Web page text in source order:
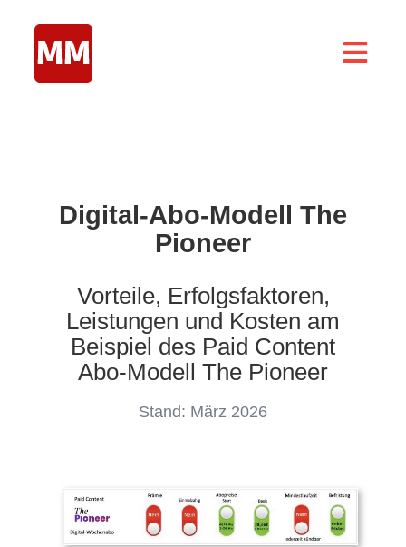
Inhalt
springen
Abo Special
Blog
Digital-Abo-Modell The
Pioneer
Vorteile, Erfolgsfaktoren,
Leistungen und Kosten am
Beispiel des Paid Content
Abo-Modell The Pioneer
Stand: März 2026